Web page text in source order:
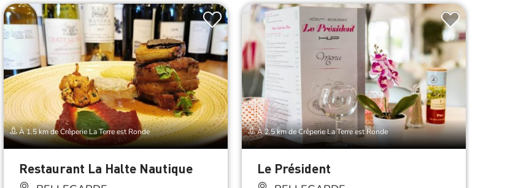
À 1.5 km de Crêperie La Terre est Ronde
Restaurant La Halte Nautique
À 2.5 km de Crêperie La Terre est Ronde
Le Président